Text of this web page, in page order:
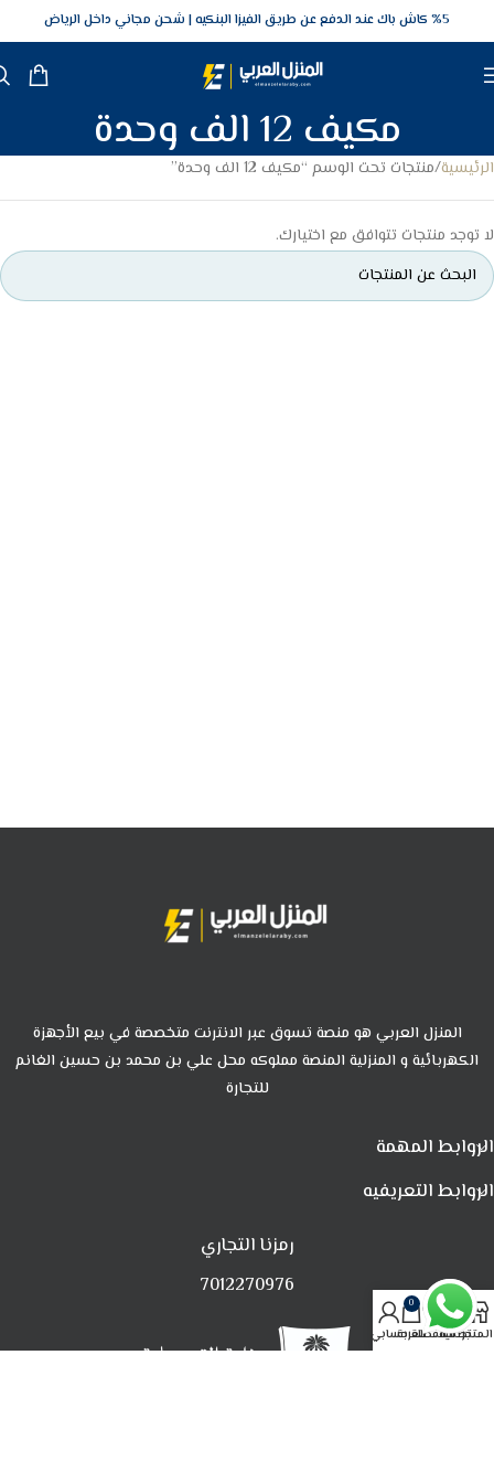
5‎% كاش باك عند الدفع عن طريق الفيزا البنكيه شحن مجاني داخل الرياض
مكيف 12 الف وحدة
الرئيسية منتجات تحت الوسم “مكيف 12 الف وحدة”
لا توجد منتجات تتوافق مع اختيارك.
المنزل العربي هو منصة تسوق عبر الانترنت متخصصة في بيع الأجهزة
الكهربائية و المنزلية المنصة مملوكه محل علي بن محمد بن حسين الغانم
للتجارة
الروابط المهمة
الروابط التعريفيه
رمزنا التجاري
7012270976
المتجرتصفيةالمفضلة
0
العربةحسابي